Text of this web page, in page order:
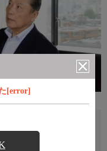
[error]
はありません